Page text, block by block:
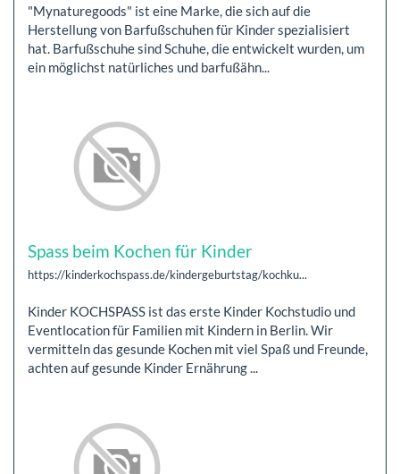
"Mynaturegoods" ist eine Marke, die sich auf die
Herstellung von Barfußschuhen für Kinder spezialisiert
hat. Barfußschuhe sind Schuhe, die entwickelt wurden, um
ein möglichst natürliches und barfußähn...
Spass beim Kochen für Kinder
https://kinderkochspass.de/kindergeburtstag/kochku...
Kinder KOCHSPASS ist das erste Kinder Kochstudio und
Eventlocation für Familien mit Kindern in Berlin. Wir
vermitteln das gesunde Kochen mit viel Spaß und Freunde,
achten auf gesunde Kinder Ernährung ...